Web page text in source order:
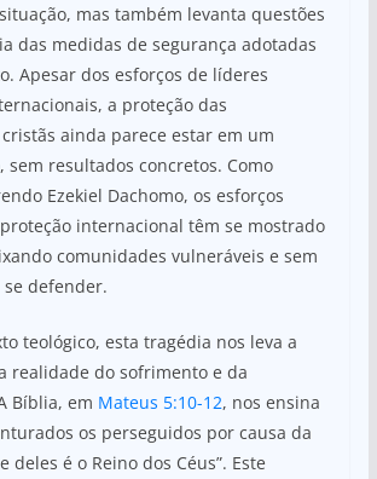
mas também levanta questões
das medidas de segurança adotadas
Apesar dos esforços de líderes
a proteção das
ainda parece estar em um
sem resultados concretos. Como
Ezekiel Dachomo, os esforços
internacional têm se mostrado
comunidades vulneráveis e sem
defender.
teológico, esta tragédia nos leva a
realidade do sofrimento e da
Bíblia, em Mateus 5:10-12, nos ensina
os perseguidos por causa da
deles é o Reino dos Céus”. Este